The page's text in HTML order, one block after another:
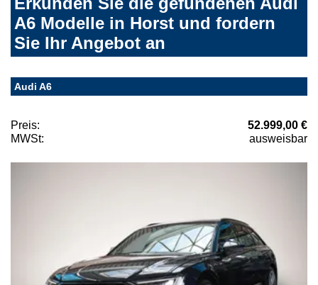
A6 Modelle in Horst und fordern
Sie Ihr Angebot an
Audi A6
Preis:
52.999,00 €
MWSt:
ausweisbar